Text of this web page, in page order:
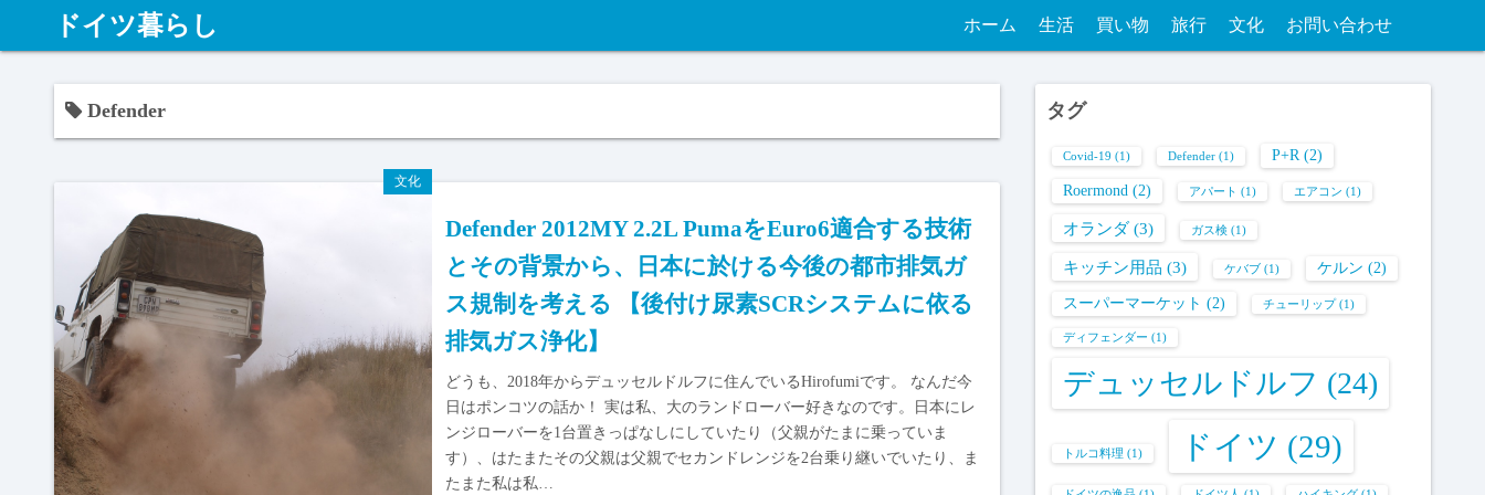
ドイツ暮らし ホーム 生活 買い物 旅行 文化 お問い合わせ
Defender
文化
Defender 2012MY 2.2L PumaをEuro6適合する技術
とその背景から、日本に於ける今後の都市排気ガ
ス規制を考える 【後付け尿素SCRシステムに依る
排気ガス浄化】
どうも、2018年からデュッセルドルフに住んでいるHirofumiです。 なんだ今
日はポンコツの話か！ 実は私、大のランドローバー好きなのです。日本にレ
ンジローバーを1台置きっぱなしにしていたり（父親がたまに乗っていま
す）、はたまたその父親は父親でセカンドレンジを2台乗り継いでいたり、ま
たまた私は私…
タグ
Covid-19 (1) Defender (1) P+R(2)
Roermond (2) アパート (1) エアコン (1)
オランダ(3) ガス検 (1)
キッチン用品 (3) ケバブ (1) ケルン (2)
スーパーマーケット (2) チューリップ(1)
ディフェンダー (1)
デュッセルドルフ (24)
トルコ料理 (1) ドイツ (29)